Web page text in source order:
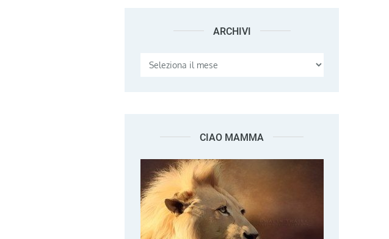
ARCHIVI Archivi
CIAO MAMMA